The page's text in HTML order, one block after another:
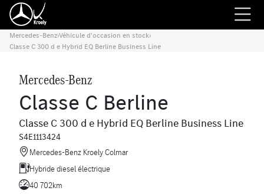
Mercedes-Benz›Véhicule d'occasion en stock›
Classe C 300 d e Hybrid EQ Berline Business Line
Mercedes-Benz
Classe C Berline
Classe C 300 d e Hybrid EQ Berline Business Line
S4E1113424
Mercedes-Benz Kroely Colmar
Hybride diesel électrique
40 702km